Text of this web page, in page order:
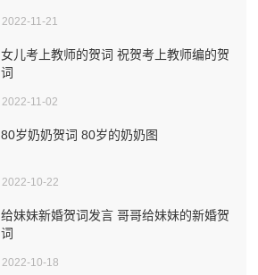
2022-11-21
女儿考上教师的贺词 祝贺考上教师编的贺
词
2022-11-02
80岁奶奶贺词 80岁的奶奶图
2022-10-22
给妹妹新婚贺词发言 哥哥给妹妹的新婚贺
词
2022-10-18